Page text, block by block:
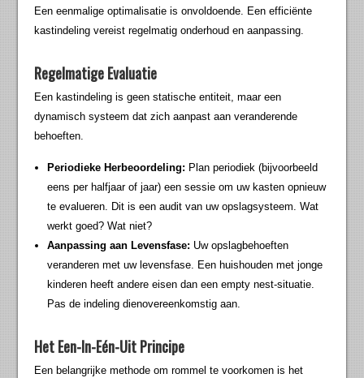
Een eenmalige optimalisatie is onvoldoende. Een efficiënte
kastindeling vereist regelmatig onderhoud en aanpassing.
Regelmatige Evaluatie
Een kastindeling is geen statische entiteit, maar een
dynamisch systeem dat zich aanpast aan veranderende
behoeften.
Periodieke Herbeoordeling: Plan periodiek (bijvoorbeeld
eens per halfjaar of jaar) een sessie om uw kasten opnieuw
te evalueren. Dit is een audit van uw opslagsysteem. Wat
werkt goed? Wat niet?
Aanpassing aan Levensfase: Uw opslagbehoeften
veranderen met uw levensfase. Een huishouden met jonge
kinderen heeft andere eisen dan een empty nest-situatie.
Pas de indeling dienovereenkomstig aan.
Het Een-In-Eén-Uit Principe
Een belangrijke methode om rommel te voorkomen is het